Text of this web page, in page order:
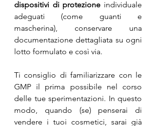
dispositivi di protezione individuale
adeguati (come guanti e
mascherina), conservare una
documentazione dettagliata su ogni
lotto formulato e così via.
Ti consiglio di familiarizzare con le
GMP il prima possibile nel corso
delle tue sperimentazioni. In questo
modo, quando (se) penserai di
vendere i tuoi cosmetici, sarai già